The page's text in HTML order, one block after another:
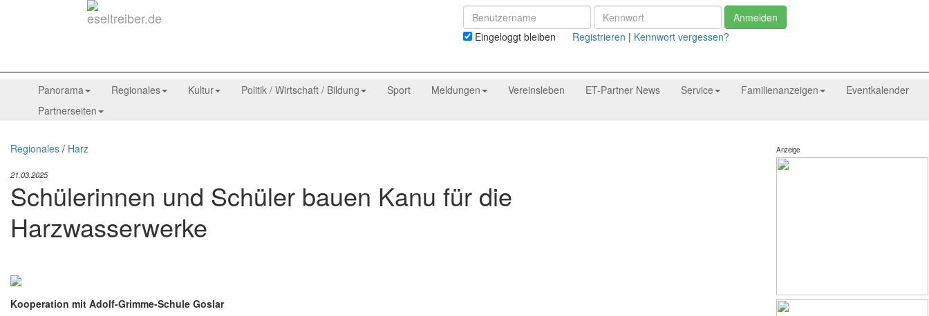
Anmelden
Eingeloggt bleiben Registrieren | Kennwort vergessen?
Panorama Regionales Kultur Politik / Wirtschaft / Bildung Sport Meldungen Vereinsleben ET-Partner News Service Familienanzeigen
Eventkalender
Partnerseiten
Regionales / Harz
21.03.2025
Schülerinnen und Schüler bauen Kanu für die
Harzwasserwerke
Kooperation mit Adolf-Grimme-Schule Goslar
Anzeige